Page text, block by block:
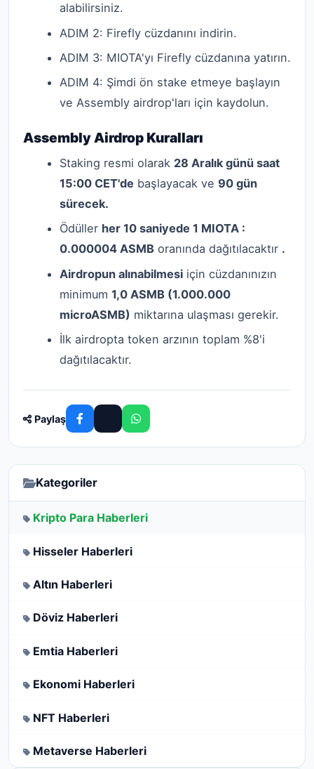
alabilirsiniz.
ADIM 2: Firefly cüzdanını indirin.
ADIM 3: MIOTA'yı Firefly cüzdanına yatırın.
ADIM 4: Şimdi ön stake etmeye başlayın
ve Assembly airdrop'ları için kaydolun.
Assembly Airdrop Kuralları
Staking resmi olarak 28 Aralık günü saat
15:00 CET'de başlayacak ve 90 gün
sürecek.
Ödüller her 10 saniyede 1 MIOTA :
0.000004 ASMB oranında dağıtılacaktır .
Airdropun alınabilmesi için cüzdanınızın
minimum 1,0 ASMB (1.000.000
microASMB) miktarına ulaşması gerekir.
İlk airdropta token arzının toplam %8'i
dağıtılacaktır.
Paylaş
Kategoriler
Kripto Para Haberleri
Hisseler Haberleri
Altın Haberleri
Döviz Haberleri
Emtia Haberleri
Ekonomi Haberleri
NFT Haberleri
Metaverse Haberleri